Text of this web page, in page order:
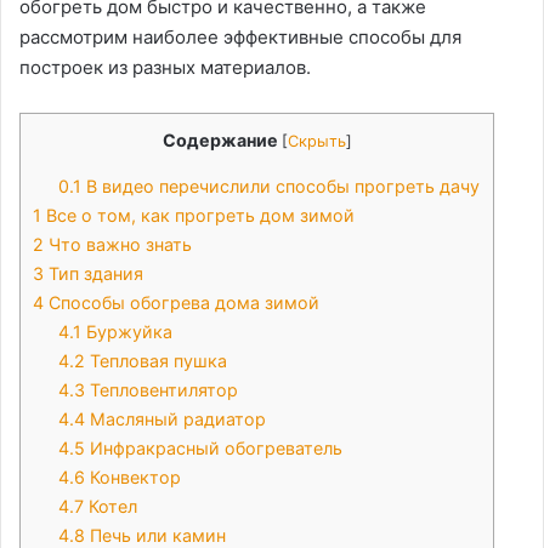
обогреть дом быстро и качественно, а также
рассмотрим наиболее эффективные способы для
построек из разных материалов.
Содержание [Скрыть]
0.1 В видео перечислили способы прогреть дачу
1 Все о том, как прогреть дом зимой
2 Что важно знать
3 Тип здания
4 Способы обогрева дома зимой
4.1 Буржуйка
4.2 Тепловая пушка
4.3 Тепловентилятор
4.4 Масляный радиатор
4.5 Инфракрасный обогреватель
4.6 Конвектор
4.7 Котел
4.8 Печь или камин